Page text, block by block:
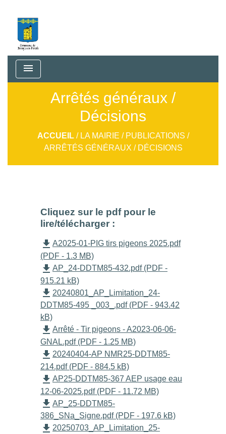
menu
Arrêtés généraux /
Décisions
ACCUEIL/ LA MAIRIE / PUBLICATIONS /
ARRÊTÉS GÉNÉRAUX / DÉCISIONS
Cliquez sur le pdf pour le
lire/télécharger :
file_download A2025-01-PIG tirs pigeons 2025.pdf
(PDF - 1.3 MB)
file_download AP_24-DDTM85-432.pdf (PDF -
915.21 kB)
file_download 20240801_AP_Limitation_24-
DDTM85-495 _003_.pdf (PDF - 943.42
kB)
file_download Arrêté - Tir pigeons - A2023-06-06-
GNAL.pdf (PDF - 1.25 MB)
file_download 20240404-AP NMR25-DDTM85-
214.pdf (PDF - 884.5 kB)
file_download AP25-DDTM85-367 AEP usage eau
12-06-2025.pdf (PDF - 11.72 MB)
file_download AP_25-DDTM85-
386_SNa_Signe.pdf (PDF - 197.6 kB)
file_download 20250703_AP_Limitation_25-